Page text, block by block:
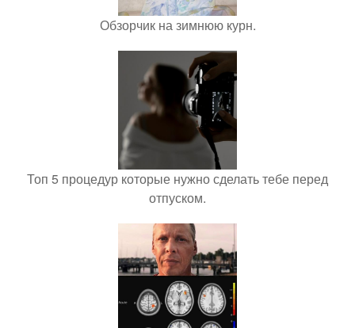
Обзорчик на зимнюю курн.
Топ 5 процедур которые нужно сделать тебе перед
отпуском.